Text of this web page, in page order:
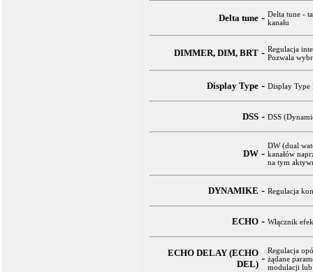
Delta tune - Delta tune -
kanału
DIMMER, DIM, BRT - Regulacja
Pozwala
Display Type - Display Type
DSS - DSS
DW -
DW (dual
kanałów
na tym
DYNAMIKE - Regulacja
ECHO - Włącznik
ECHO DELAY (ECHO
DEL) -
Regulacja
żądane
modulacji lub